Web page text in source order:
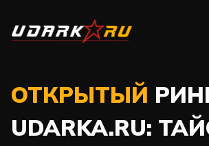
ОТКРЫТЫЙ
UDARKA.RU: